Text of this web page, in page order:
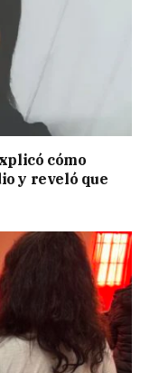
cómo
y reveló que